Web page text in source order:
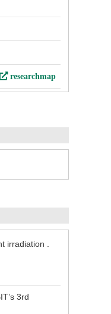
researchmap
irradiation .
3rd